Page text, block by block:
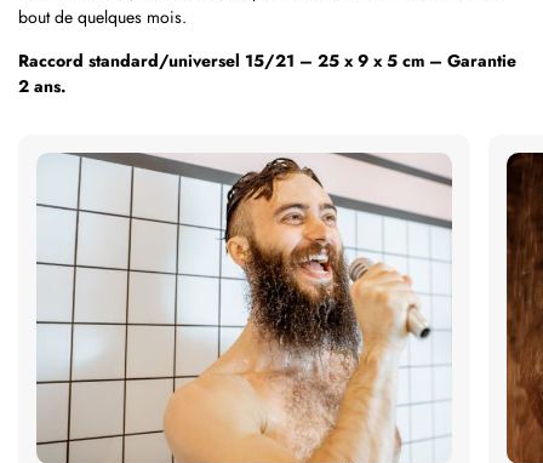
bout de quelques mois.
Raccord standard/universel 15/21 – 25 x 9 x 5 cm – Garantie
2 ans.